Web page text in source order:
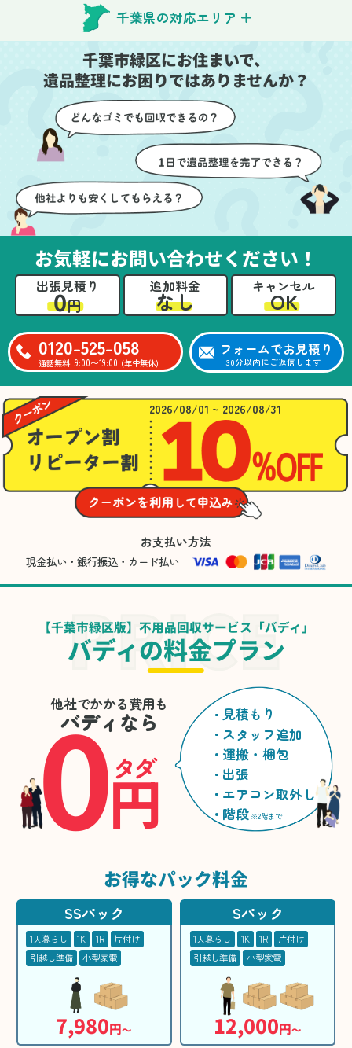
んが手際よく片付けてく
れたので、部屋が驚くほ
どスッキリしました。自
分では手が回らなかった
場所も含め、プロの力を
実感しました。
特に、物が散乱していた
部屋の整理や、細かなア
イテムの仕分けを迅速か
つ丁寧に対応していただ
けたのがありがたかった
です。家族それぞれが必
要なものを確認しながら
進めることができ、安心
できました。さらに、作
業終了後には部屋全体を
清掃していただき、まる
で新しい家のような清潔
よく対応していただき驚
きました。
当日は2名のスタッフが来
てくださり、作業の流れ
や注意点をしっかり説明
していただけたので、こ
ちらも安心感を持って作
業を見守ることができま
した。運び出しの際も、
壁や床を傷つけないよう
に細心の注意を払ってい
ただき、家全体がスムー
ズに片付いていくのがと
業が終わった後には、こ
ちらからお願いしなくて
も部屋を簡単に清掃して
いただけたのも好印象で
した。
サイクル可能なものにつ
いても教えていただき、
今後の片付けにも役立つ
知識が増えました。また
何かあれば、ぜひお願い
したいと思っています。
心のこもったサービスを
ありがとうございまし
た。
千葉県の対応エリア
千葉市緑区にお住まいで、
遺品整理にお困りではありませんか？
お気軽にお問い合わせください！
出張見積り
0円
追加料金
なし
キャンセル
OK
0120-525-058
通話無料 9:00〜19:00 (年中無休)
フォームでお見積り
30分以内にご返信します
2026/08/01 ~ 2026/08/31
お支払い方法
現金払い・銀行振込・カード払い
【千葉市緑区版】不用品回収サービス「バディ」
バディの料金プラン
他社でかかる費用も
バディなら
0円
タダ
見積もり
スタッフ追加
運搬・梱包
出張
エアコン取外し
階段 ※2階まで
お得なパック料金
SSパック
1人暮らし 1K 1R
片付け
引越し準備
小型家電
7,980円〜
Sパック
1人暮らし 1K 1R
片付け
引越し準備
小型家電
12,000円〜